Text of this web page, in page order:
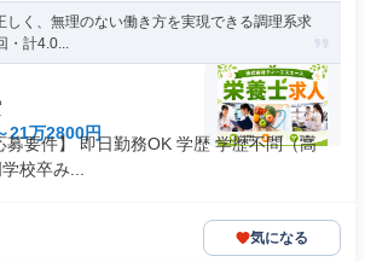
く、無理のない働き方を実現できる調理系求
・計4.0...
21万2800円
募要件】 即日勤務OK 学歴 学歴不問（高
校卒み...
気になる